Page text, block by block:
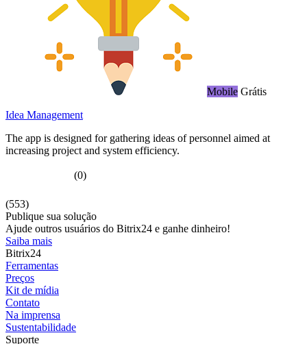
Mobile Grátis
Idea Management
The app is designed for gathering ideas of personnel aimed at
increasing project and system efficiency.
(0)
(553)
Publique sua solução
Ajude outros usuários do Bitrix24 e ganhe dinheiro!
Saiba mais
Bitrix24
Ferramentas
Preços
Kit de mídia
Contato
Na imprensa
Sustentabilidade
Suporte